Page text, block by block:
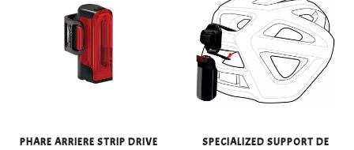
PHARE ARRIERE STRIP DRIVE
SPECIALIZED SUPPORT DE